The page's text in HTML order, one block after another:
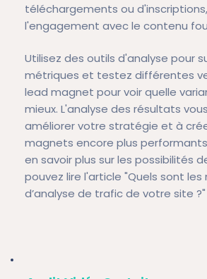
téléchargements ou
l'engagement avec le contenu
Utilisez des outils d'analyse pour
métriques et testez différentes
lead magnet pour voir quelle
mieux. L'analyse des résultats
améliorer votre stratégie et à
magnets encore plus performants
en savoir plus sur les possibilités
pouvez lire l'article "Quels sont les
d’analyse de trafic de votre site ?"